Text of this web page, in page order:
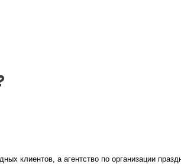
а агентство по организации